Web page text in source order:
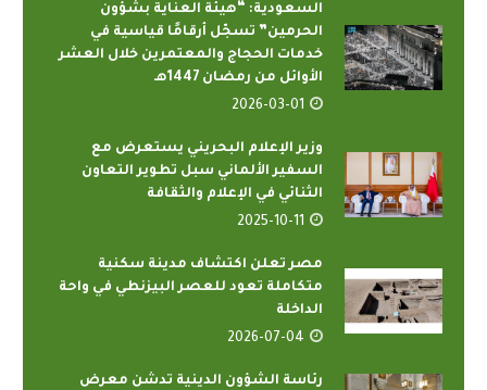
السعودية: “هيئة العناية بشؤون
الحرمين” تسجّل أرقامًا قياسية في
خدمات الحجاج والمعتمرين خلال العشر
الأوائل من رمضان 1447هـ
2026-03-01
وزير الإعلام البحريني يستعرض مع
السفير الألماني سبل تطوير التعاون
الثنائي في الإعلام والثقافة
2025-10-11
مصر تعلن اكتشاف مدينة سكنية
متكاملة تعود للعصر البيزنطي في واحة
الداخلة
2026-07-04
رئاسة الشؤون الدينية تدشن معرض